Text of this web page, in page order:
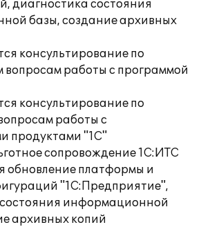
диагностика состояния
базы, создание архивных
консультирование по
вопросам работы с программой
консультирование по
работы с
продуктами "1С"
сопровождение 1С:ИТС
обновление платформы и
"1С:Предприятие",
информационной
архивных копий